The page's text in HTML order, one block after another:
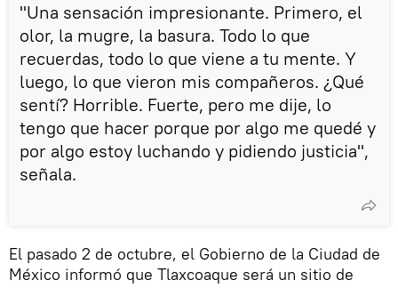
"Una sensación impresionante. Primero, el
olor, la mugre, la basura. Todo lo que
recuerdas, todo lo que viene a tu mente. Y
luego, lo que vieron mis compañeros. ¿Qué
sentí? Horrible. Fuerte, pero me dije, lo
tengo que hacer porque por algo me quedé y
por algo estoy luchando y pidiendo justicia",
señala.
El pasado 2 de octubre, el Gobierno de la Ciudad de
México informó que Tlaxcoaque será un sitio de